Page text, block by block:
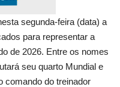
segunda-feira (data) a
para representar a
de 2026. Entre os nomes
seu quarto Mundial e
comando do treinador